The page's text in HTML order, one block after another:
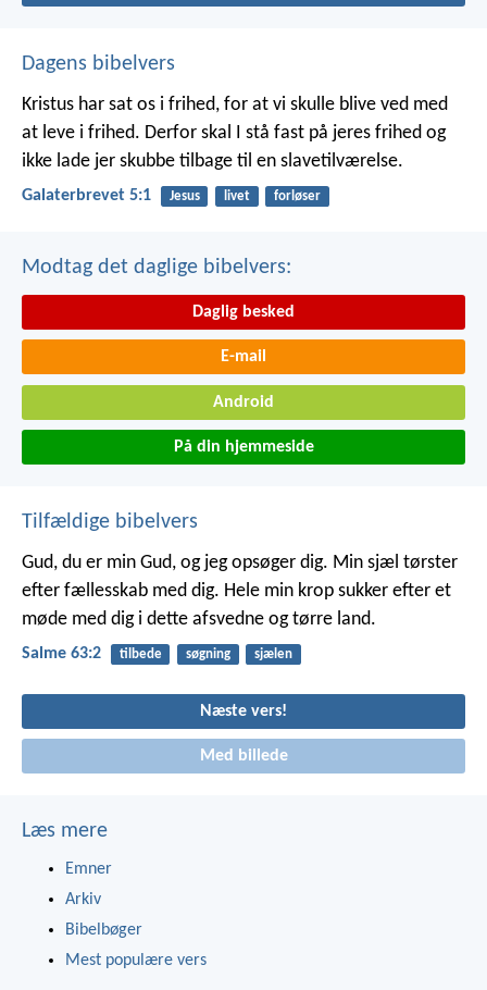
Dagens bibelvers
Kristus har sat os i frihed, for at vi skulle blive ved med
at leve i frihed. Derfor skal I stå fast på jeres frihed og
ikke lade jer skubbe tilbage til en slavetilværelse.
Galaterbrevet 5:1 Jesus livet forløser
Modtag det daglige bibelvers:
Daglig besked
E-mail
Android
På din hjemmeside
Tilfældige bibelvers
Gud, du er min Gud, og jeg opsøger dig. Min sjæl tørster
efter fællesskab med dig. Hele min krop sukker efter et
møde med digi dette afsvedne og tørre land.
Salme 63:2 tilbede søgning sjælen
Næste vers!
Med billede
Læs mere
Emner
Arkiv
Bibelbøger
Mest populære vers